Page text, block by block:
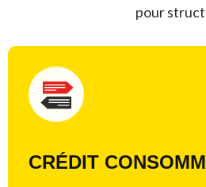
pour
CRÉDIT